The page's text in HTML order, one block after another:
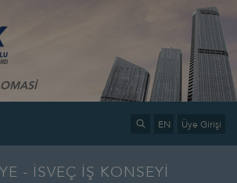
EN Üye Girişi
- İSVEÇ İŞ KONSEYİ